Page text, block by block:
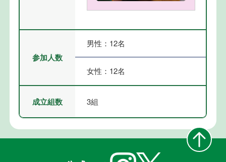
参加人数
男性：12名
女性：12名
成立組数 3組